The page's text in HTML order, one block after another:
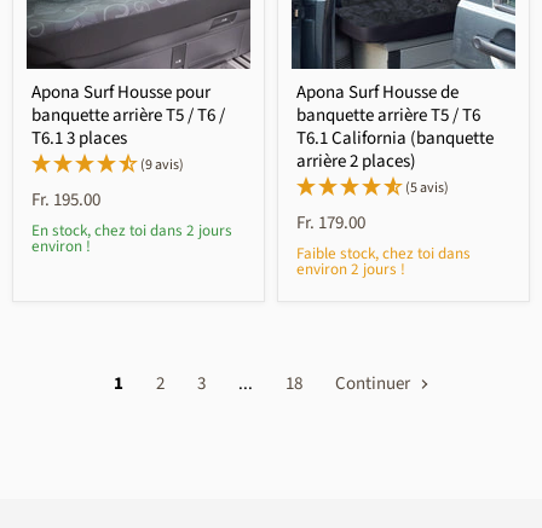
Apona Surf Housse pour
banquette arrière T5 / T6 /
T6.1 3 places
(9 avis)
Fr. 195.00
En stock, chez toi dans 2 jours
environ !
Apona Surf Housse de
banquette arrière T5 / T6
T6.1 California (banquette
arrière 2 places)
(5 avis)
Fr. 179.00
Faible stock, chez toi dans
environ 2 jours !
1 2 3 ... 18 Continuer